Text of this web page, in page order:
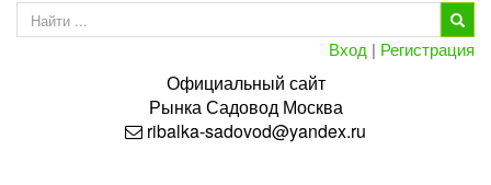
Вход | Регистрация
Официальный сайт
РынкаСадовод Москва
ribalka-sadovod@yandex.ru